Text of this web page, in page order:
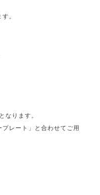
。
なります。
プレート」と合わせてご用